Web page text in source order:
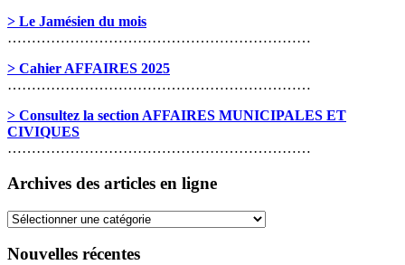
> Le Jamésien du mois
………………………………………………………
> Cahier AFFAIRES 2025
………………………………………………………
> Consultez la section AFFAIRES MUNICIPALES ET
CIVIQUES
………………………………………………………
Archives des articles en ligne
Archives
articles
Nouvelles récentes